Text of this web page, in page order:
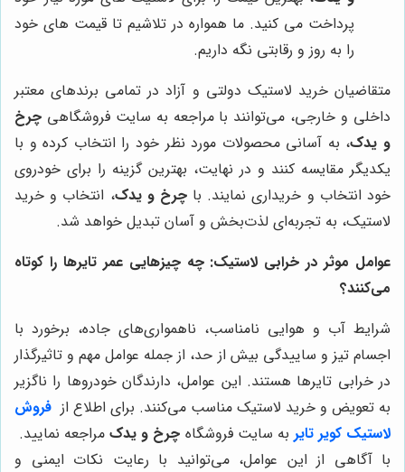
پرداخت می کنید. ما همواره در تلاشیم تا قیمت های خود
را به روز و رقابتی نگه داریم.
متقاضیان خرید لاستیک دولتی و آزاد در تمامی برندهای معتبر
داخلی و خارجی، می‌توانند با مراجعه به سایت فروشگاهی چرخ
و یدک، به آسانی محصولات مورد نظر خود را انتخاب کرده و با
یکدیگر مقایسه کنند و در نهایت، بهترین گزینه را برای خودروی
خود انتخاب و خریداری نمایند. باچرخ و یدک، انتخاب و خرید
لاستیک، به تجربه‌ای لذت‌بخش و آسان تبدیل خواهد شد.
عوامل موثر در خرابی لاستیک: چه چیزهایی عمر تایرها را کوتاه
می‌کنند؟
شرایط آب و هوایی نامناسب، ناهمواری‌های جاده، برخورد با
اجسام تیز و ساییدگی بیش از حد، از جمله عوامل مهم و تاثیرگذار
در خرابی تایرها هستند. این عوامل، دارندگان خودروها را ناگزیر
به تعویض و خرید لاستیک مناسب می‌کنند. برای اطلاع از فروش
لاستیک کویر تایر به سایت فروشگاه چرخ و یدکمراجعه نمایید.
با آگاهی از این عوامل، می‌توانید با رعایت نکات ایمنی و